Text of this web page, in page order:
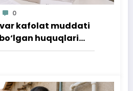
0
kafolat muddati
huquqlari